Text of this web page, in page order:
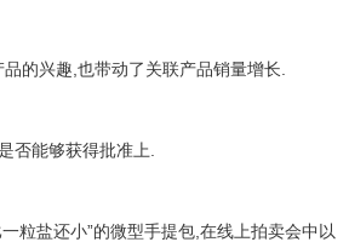
的兴趣,也带动了关联产品销量增长.
否能够获得批准上.
粒盐还小”的微型手提包,在线上拍卖会中以